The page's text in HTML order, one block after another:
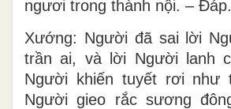
ngươi trong thành nội. – Ðáp.
Xướng: Người đã sai lời
trần ai, và lời Người lanh
Người khiến tuyết rơi như
Người gieo rắc sương